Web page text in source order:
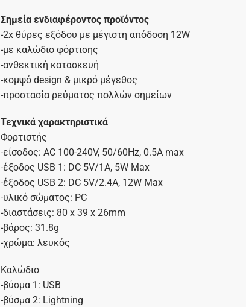
Σημεία ενδιαφέροντος προϊόντος
-2x θύρες εξόδου με μέγιστη απόδοση 12W
-με καλώδιο φόρτισης
-ανθεκτική κατασκευή
-κομψό design & μικρό μέγεθος
-προστασία ρεύματος πολλών σημείων
Τεχνικά χαρακτηριστικά
Φορτιστής
-είσοδος: AC 100-240V, 50/60Hz, 0.5A max
-έξοδος USB 1: DC 5V/1A, 5W Max
-έξοδος USB 2: DC 5V/2.4A, 12W Max
-υλικό σώματος: PC
-διαστάσεις: 80 x 39 x 26mm
-βάρος: 31.8g
-χρώμα: λευκός
Καλώδιο
-βύσμα 1: USB
-βύσμα 2: Lightning